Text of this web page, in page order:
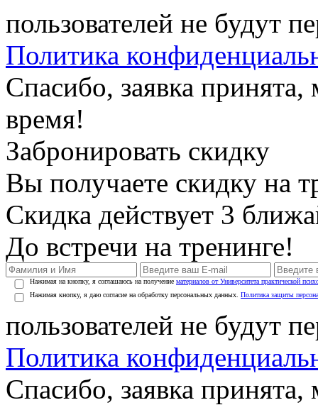
пользователей не будут
Политика
Спасибо, заявка
время!
Забронировать скидку
Вы получаете скидку на
Скидка действует 3
До встречи на тренинге!
Нажимая на кнопку, я соглашаюсь на получение материалов от Университета практической
Нажимая кнопку, я даю согласие на обработку персональных данных. Политика защиты
пользователей не будут
Политика
Спасибо, заявка